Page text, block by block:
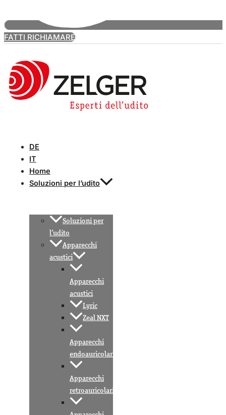
FATTI RICHIAMARE
DE
IT
Home
Soluzioni per l’udito
Soluzioni per
l’udito
Apparecchi
acustici
Apparecchi
acustici
Lyric
Zeal NXT
Apparecchi
endoauricolari
Apparecchi
retroauricolari